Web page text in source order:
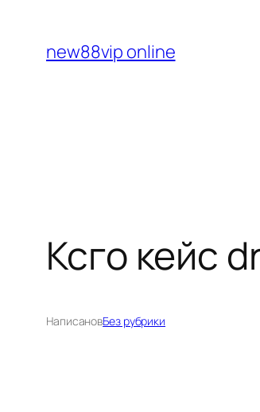
содержимому
new88vip online
Ксго кейс
НаписановБез рубрики